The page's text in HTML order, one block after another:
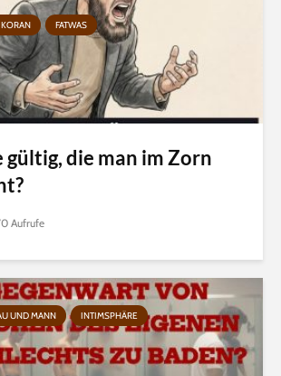
FATWAS
gültig, die man im Zorn
Aufrufe
UND MANN INTIMSPHÄRE